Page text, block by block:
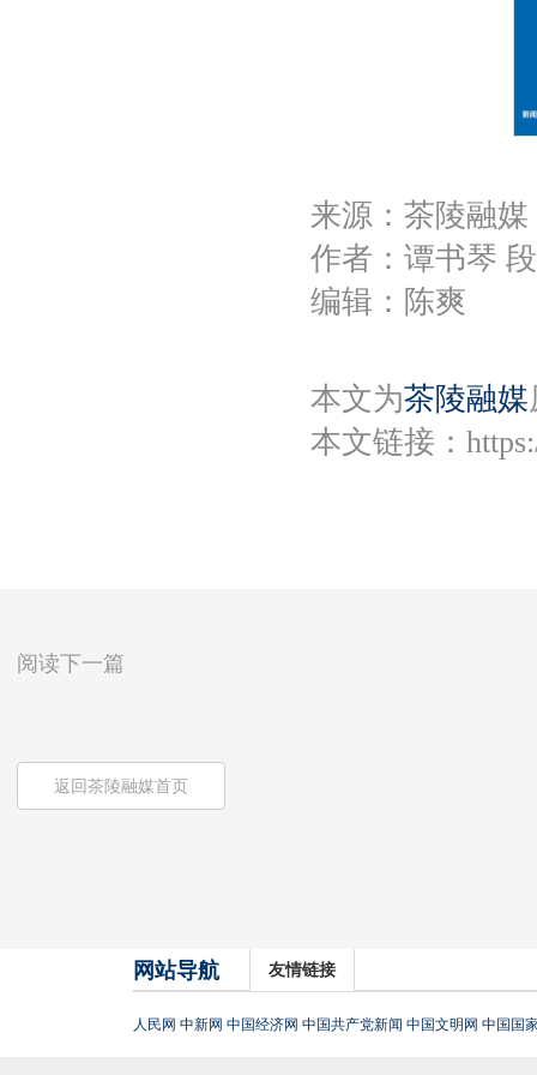
来源：茶陵融媒
作者：谭书琴
编辑：陈爽
本文为茶陵融媒
本文链接：
阅读下一篇
返回茶陵融媒首页
网站导航 友情链接
人民网 中新网 中国经济网 中国共产党新闻 中国文明网 中国国